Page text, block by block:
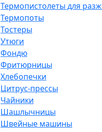
Термопистолеты для
Термопоты
Тостеры
Утюги
Фондю
Фритюрницы
Хлебопечки
Цитрус-прессы
Чайники
Шашлычницы
Швейные машины